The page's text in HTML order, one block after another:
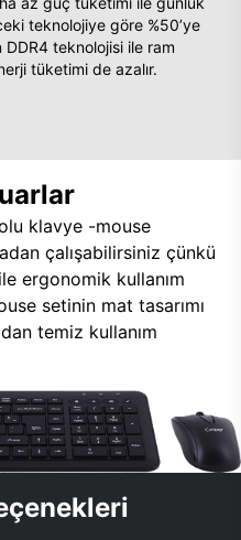
teknolojiye göre %50’ye
teknolojisi ile ram
tüketimi de azalır.
klavye -mouse
çalışabilirsiniz çünkü
ergonomik kullanım
setinin mat tasarımı
temiz kullanım